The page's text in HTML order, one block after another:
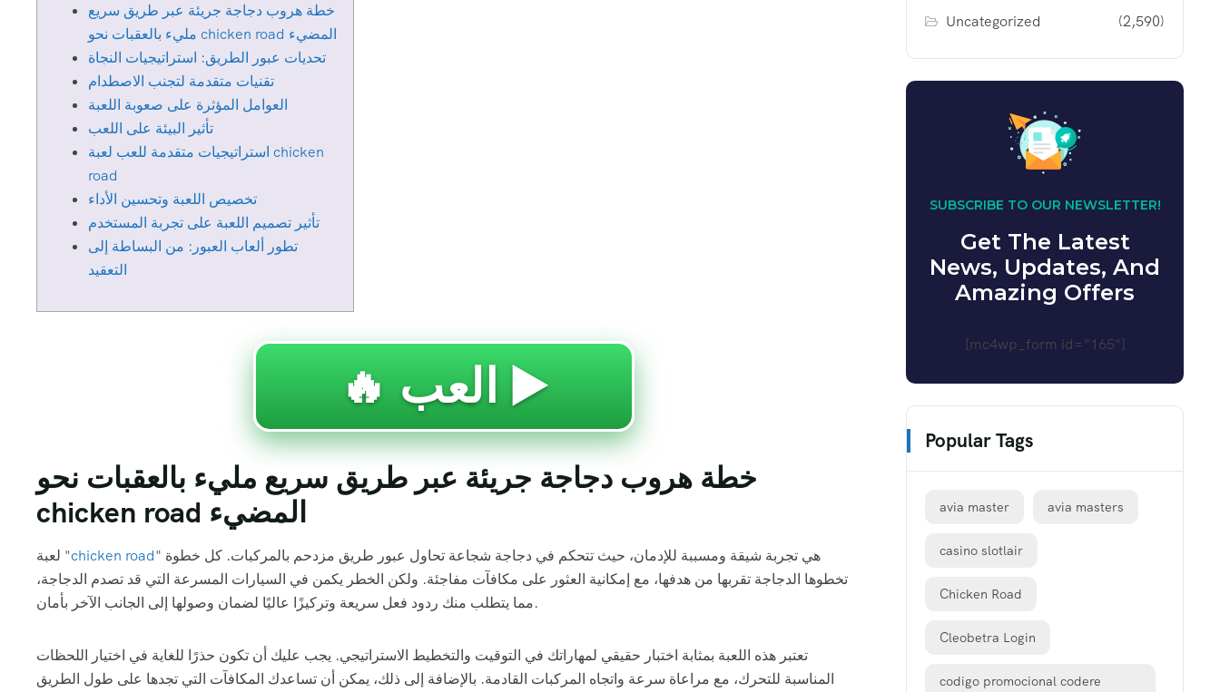
خطة هروب دجاجة جريئة عبر طريق سريع
مليء بالعقبات نحو chicken road المضيء
تحديات عبور الطريق: استراتيجيات النجاة
تقنيات متقدمة لتجنب الاصطدام
العوامل المؤثرة على صعوبة اللعبة
تأثير البيئة على اللعب
استراتيجيات متقدمة للعب لعبة chicken
road
تخصيص اللعبة وتحسين الأداء
تأثير تصميم اللعبة على تجربة المستخدم
تطور ألعاب العبور: من البساطة إلى
التعقيد
🔥 العب ▶️
خطة هروب دجاجة جريئة عبر طريق سريع مليء بالعقبات نحو
chicken road المضيء
لعبة "chicken road" هي تجربة شيقة ومسببة للإدمان، حيث تتحكم في دجاجة شجاعة تحاول عبور طريق مزدحم بالمركبات. كل خطوة
تخطوها الدجاجة تقربها من هدفها، مع إمكانية العثور على مكافآت مفاجئة. ولكن الخطر يكمن في السيارات المسرعة التي قد تصدم الدجاجة،
مما يتطلب منك ردود فعل سريعة وتركيزًا عاليًا لضمان وصولها إلى الجانب الآخر بأمان.
تعتبر هذه اللعبة بمثابة اختبار حقيقي لمهاراتك في التوقيت والتخطيط الاستراتيجي. يجب عليك أن تكون حذرًا للغاية في اختيار اللحظات
المناسبة للتحرك، مع مراعاة سرعة واتجاه المركبات القادمة. بالإضافة إلى ذلك، يمكن أن تساعدك المكافآت التي تجدها على طول الطريق
Uncategorized (2,590)
SUBSCRIBE TO OUR NEWSLETTER!
Get The Latest
News, Updates, And
Amazing Offers
[mc4wp_form id="165"]
Popular Tags
avia master avia masters
casino slotlair
Chicken Road
Cleobetra Login
codigo promocional codere